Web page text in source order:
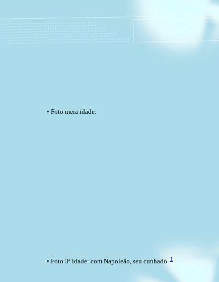
• Foto meia idade:
• Foto 3ª idade: com Napoleão, seu cunhado.1